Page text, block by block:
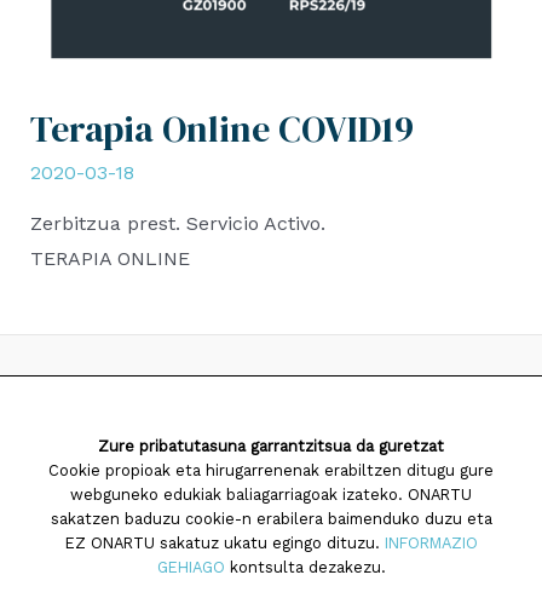
Terapia Online COVID19
2020-03-18
Zerbitzua prest. Servicio Activo.
TERAPIA ONLINE
Diseinua eta garapena:TaPuntu
Zure pribatutasuna garrantzitsua da guretzat
Cookie propioak eta hirugarrenenak erabiltzen ditugu gure
webguneko edukiak baliagarriagoak izateko. ONARTU
sakatzen baduzu cookie-n erabilera baimenduko duzu eta
EZ ONARTU sakatuz ukatu egingo dituzu. INFORMAZIO
GEHIAGO kontsulta dezakezu.